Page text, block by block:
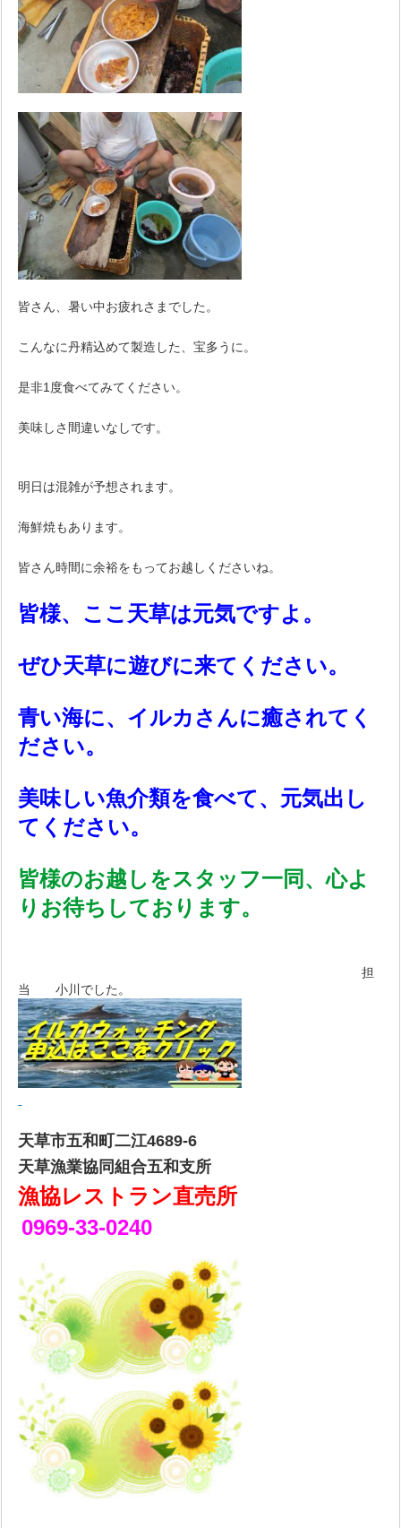
皆さん、暑い中お疲れさまでした。
こんなに丹精込めて製造した、宝多うに。
是非1度食べてみてください。
美味しさ間違いなしです。
明日は混雑が予想されます。
海鮮焼もあります。
皆さん時間に余裕をもってお越しくださいね。
皆様、ここ天草は元気ですよ。
ぜひ天草に遊びに来てください。
青い海に、イルカさんに癒されてく
ださい。
美味しい魚介類を食べて、元気出し
てください。
皆様のお越しをスタッフ一同、心よ
りお待ちしております。
担
当 小川でした。
天草市五和町二江4689-6
天草漁業協同組合五和支所
漁協レストラン直売所
0969-33-0240